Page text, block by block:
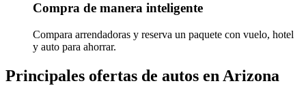
Compra de manera inteligente
Compara arrendadoras y reserva un paquete con vuelo, hotel
y auto para ahorrar.
Principales ofertas de autos en Arizona